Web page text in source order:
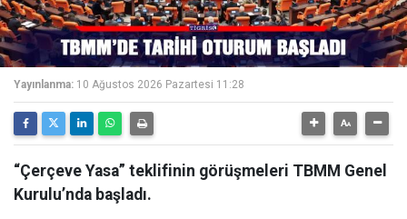
Yayınlanma: 10 Ağustos 2026 Pazartesi 11:28
“Çerçeve Yasa” teklifinin görüşmeleri TBMM Genel
Kurulu’nda başladı.